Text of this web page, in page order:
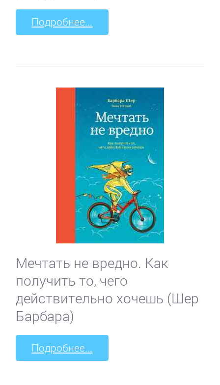
Подробнее...
Мечтать не вредно. Как
получить то, чего
действительно хочешь (Шер
Барбара)
Подробнее...